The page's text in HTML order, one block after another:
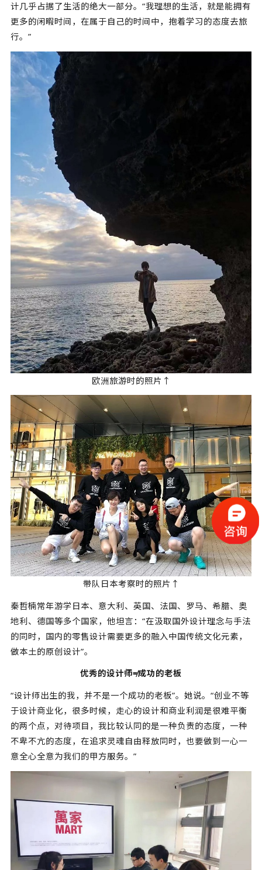
计几乎占据了生活的绝大一部分。“我理想的生活，就是能拥有
更多的闲暇时间，在属于自己的时间中，抱着学习的态度去旅
行。”
欧洲旅游时的照片↑
带队日本考察时的照片↑
秦哲楠常年游学日本、意大利、英国、法国、罗马、希腊、奥
地利、德国等多个国家，他坦言：“在汲取国外设计理念与手法
的同时，国内的零售设计需要更多的融入中国传统文化元素，
做本土的原创设计”。
优秀的设计师≠成功的老板
“设计师出生的我，并不是一个成功的老板”。她说。“创业不等
于设计商业化，很多时候，走心的设计和商业利润是很难平衡
的两个点，对待项目，我比较认同的是一种负责的态度，一种
不卑不亢的态度，在追求灵魂自由释放同时，也要做到一心一
意全心全意为我们的甲方服务。”